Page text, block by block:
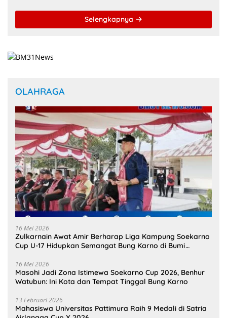
Selengkapnya
OLAHRAGA
16 Mei 2026
Zulkarnain Awat Amir Berharap Liga Kampung Soekarno
Cup U-17 Hidupkan Semangat Bung Karno di Bumi
16 Mei 2026
Masohi Jadi Zona Istimewa Soekarno Cup 2026, Benhur
Watubun: Ini Kota dan Tempat Tinggal Bung Karno
13 Februari 2026
Mahasiswa Universitas Pattimura Raih 9 Medali di Satria